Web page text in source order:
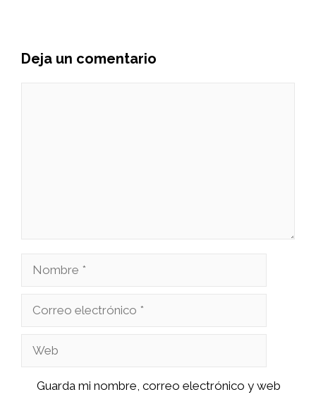
Deja un comentario
Nombre
Correo
Web
Guarda mi nombre, correo electrónico y web